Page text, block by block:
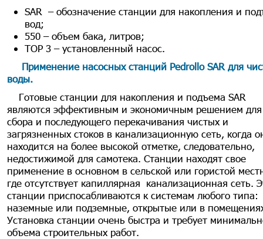
SAR – обозначение станции для накопления и
вод;
550 – объем бака, литров;
ТОР 3 – установленный насос.
Применение насосных станций Pedrollo SAR для
воды.
Готовые станции для накопления и подъема SAR
являются эффективным и экономичным решением для
сбора и последующего перекачивания чистых и
загрязненных стоков в канализационную сеть, когда
находится на более высокой отметке, следовательно,
недостижимой для самотека. Станции находят свое
применение в основном в сельской или гористой
где отсутствует капиллярная канализационная сеть.
станции приспосабливаются к системам любого типа:
наземные или подземные, открытые или в
Установка станции очень быстра и требует
объема строительных работ.